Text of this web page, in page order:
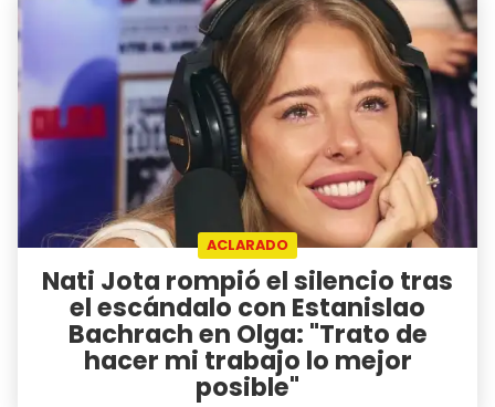
ACLARADO
Nati Jota rompió el silencio tras
el escándalo con Estanislao
Bachrach en Olga: "Trato de
hacer mi trabajo lo mejor
posible"